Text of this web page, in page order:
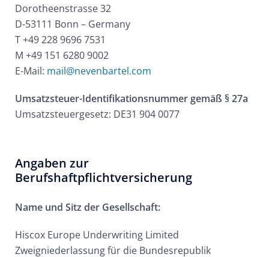
Dorotheenstrasse 32
D-53111 Bonn – Germany
T +49 228 9696 7531
M +49 151 6280 9002
E-Mail: mail@nevenbartel.com
Umsatzsteuer-Identifikationsnummergemäß § 27a
Umsatzsteuergesetz: DE31 904 0077
Angaben zur
Berufshaftpflichtversicherung
Name und Sitz der Gesellschaft:
Hiscox Europe Underwriting Limited
Zweigniederlassung für die Bundesrepublik